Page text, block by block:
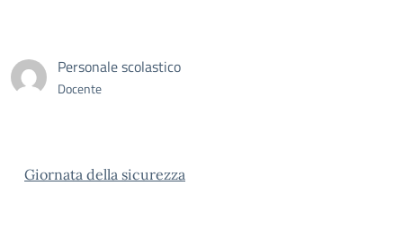
Personale scolastico
Docente
Giornata della sicurezza